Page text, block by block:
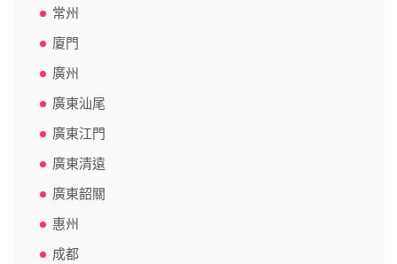
常州
廈門
廣州
廣東汕尾
廣東江門
廣東清遠
廣東韶關
惠州
成都